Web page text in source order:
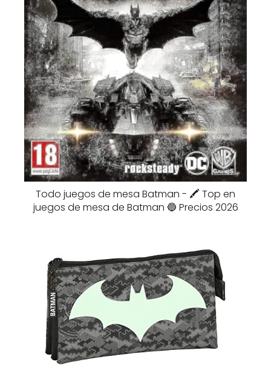
Todo juegos de mesa Batman - 🖍️ Top en
juegos de mesa de Batman 🔵 Precios 2026